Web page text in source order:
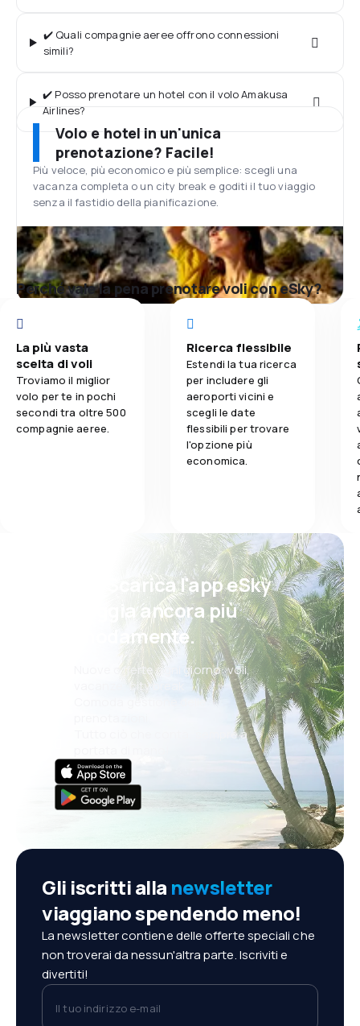
✔️ Quali compagnie aeree offrono connessioni
simili?
✔️ Posso prenotare un hotel con il volo Amakusa
Airlines?
Volo e hotel in un'unica
prenotazione? Facile!
Più veloce, più economico e più semplice: scegli una
vacanza completa o un city break e goditi il tuo viaggio
senza il fastidio della pianificazione.
Perché vale la pena prenotare voli con eSky?
La più vasta
scelta di voli
Troviamo il miglior
volo per te in pochi
secondi tra oltre 500
compagnie aeree.
Ricerca flessibile
Estendi la tua ricerca
per includere gli
aeroporti vicini e
scegli le date
flessibili per trovare
l'opzione più
economica.
Psst! Scarica l'app eSky
e viaggia ancora più
comodamente.
Nuove offerte ogni giorno: voli,
vacanze, city break
Comoda gestione delle
Tutto ciò che conta, sempre a
Gli iscritti alla newsletter
viaggiano spendendo meno!
La newsletter contiene delle offerte speciali che
non troverai da nessun'altra parte. Iscriviti e
divertiti!
Il tuo indirizzo e-mail